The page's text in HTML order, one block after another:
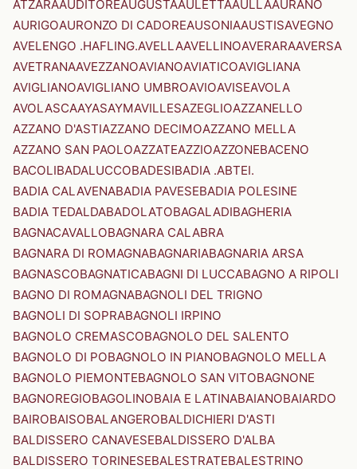
ATZARAAUDITOREAUGUSTAAULETTAAULLAAURANO
AURIGOAURONZO DI CADOREAUSONIAAUSTISAVEGNO
AVELENGO .HAFLING.AVELLAAVELLINOAVERARAAVERSA
AVETRANAAVEZZANOAVIANOAVIATICOAVIGLIANA
AVIGLIANOAVIGLIANO UMBROAVIOAVISEAVOLA
AVOLASCAAYASAYMAVILLESAZEGLIOAZZANELLO
AZZANO D'ASTIAZZANO DECIMOAZZANO MELLA
AZZANO SAN PAOLOAZZATEAZZIOAZZONEBACENO
BACOLIBADALUCCOBADESIBADIA .ABTEI.
BADIA CALAVENABADIA PAVESEBADIA POLESINE
BADIA TEDALDABADOLATOBAGALADIBAGHERIA
BAGNACAVALLOBAGNARA CALABRA
BAGNARA DI ROMAGNABAGNARIABAGNARIA ARSA
BAGNASCOBAGNATICABAGNI DI LUCCABAGNO A RIPOLI
BAGNO DI ROMAGNABAGNOLI DEL TRIGNO
BAGNOLI DI SOPRABAGNOLI IRPINO
BAGNOLO CREMASCOBAGNOLO DEL SALENTO
BAGNOLO DI POBAGNOLO IN PIANOBAGNOLO MELLA
BAGNOLO PIEMONTEBAGNOLO SAN VITOBAGNONE
BAGNOREGIOBAGOLINOBAIA E LATINABAIANOBAIARDO
BAIROBAISOBALANGEROBALDICHIERI D'ASTI
BALDISSERO CANAVESEBALDISSERO D'ALBA
BALDISSERO TORINESEBALESTRATEBALESTRINO